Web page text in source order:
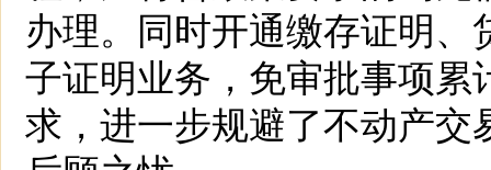
办理。同时开通缴存证明
子证明业务，免审批事项
求，进一步规避了不动产